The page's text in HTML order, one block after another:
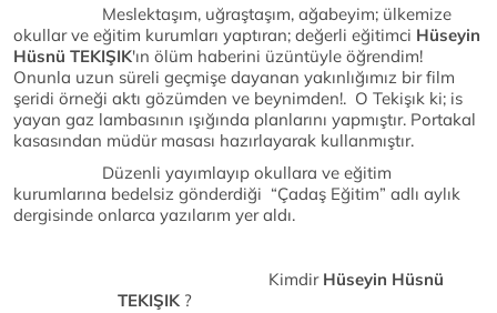
Meslektaşım, uğraştaşım, ağabeyim; ülkemize
okullar ve eğitim kurumları yaptıran; değerli eğitimci Hüseyin
Hüsnü TEKIŞIK'ın ölüm haberini üzüntüyle öğrendim!
Onunla uzun süreli geçmişe dayanan yakınlığımız bir film
şeridi örneği aktı gözümden ve beynimden!. O Tekişık ki; is
yayan gaz lambasının ışığında planlarını yapmıştır. Portakal
kasasından müdür masası hazırlayarak kullanmıştır.
Düzenli yayımlayıp okullara ve eğitim
kurumlarına bedelsiz gönderdiği “Çadaş Eğitim” adlı aylık
dergisinde onlarca yazılarım yer aldı.
Kimdir Hüseyin Hüsnü
TEKIŞIK ?